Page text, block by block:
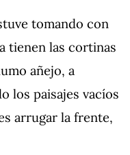
tomando con
tienen las cortinas
añejo, a
los paisajes vacíos
arrugar la frente,